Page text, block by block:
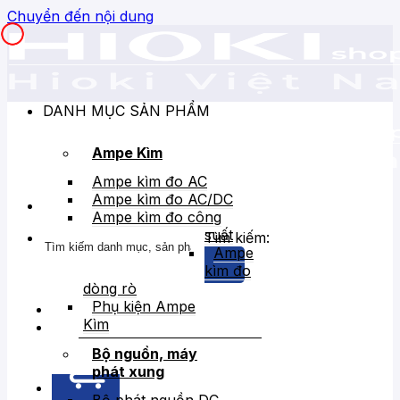
Chuyển đến nội dung
Tìm kiếm:
DANH MỤC SẢN PHẨM
Ampe Kìm
Ampe kìm đo AC
Ampe kìm đo AC/DC
Ampe kìm đo công
suất
Ampe
kìm đo
dòng rò
Phụ kiện Ampe
Kìm
Bộ nguồn, máy
phát xung